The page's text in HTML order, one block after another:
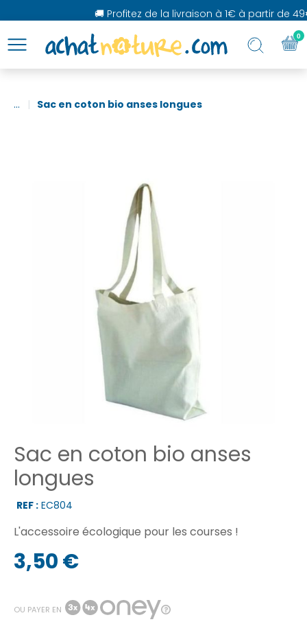
🚚 Profitez de la livraison à 1€ à partir de
... Sac en coton bio anses longues
Sac en coton bio anses
longues
REF : EC804
L'accessoire écologique pour les courses !
3,50 €
OU PAYER EN
0